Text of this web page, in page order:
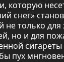
которую
снег»
не только для
но и для
сигареты
пух